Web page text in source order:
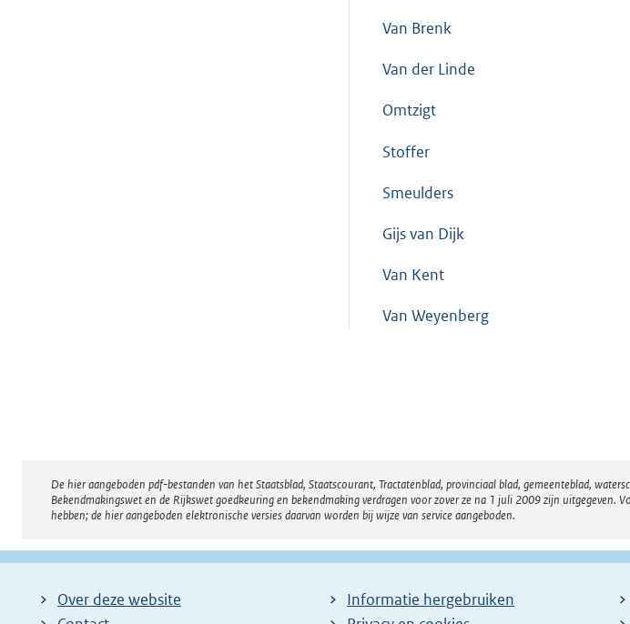
Van Brenk
Van der Linde
Omtzigt
Stoffer
Smeulders
Gijs van Dijk
Van Kent
Van Weyenberg
Disclaimer
De hier aangeboden pdf-bestanden van het Staatsblad, Staatscourant, Tractatenblad, provinciaal blad, gemeenteblad,
Bekendmakingswet en de Rijkswet goedkeuring en bekendmaking verdragen voor zover ze na 1 juli 2009 zijn
hebben; de hier aangeboden elektronische versies daarvan worden bij wijze van service aangeboden.
Over deze website
Informatie hergebruiken